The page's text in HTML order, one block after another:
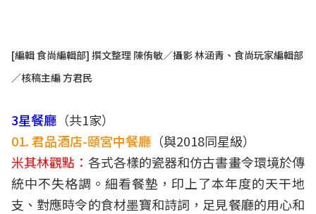
[編輯 食尚編輯部] 撰文整理 陳侑敏／攝影 林涵青、食尚玩家編輯部
／核稿主編 方君民
3星餐廳 （共1家）
01. 君品酒店-頤宮中餐廳 （與2018同星級）
米其林觀點： 各式各樣的瓷器和仿古書畫令環境於傳
統中不失格調。細看餐墊，印上了本年度的天干地
支、對應時令的食材墨寶和詩詞，足見餐廳的用心和